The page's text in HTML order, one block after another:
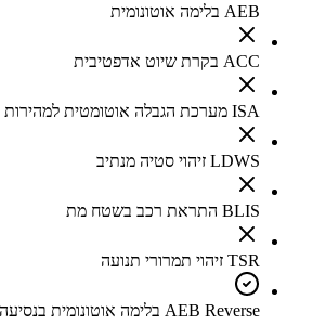
AEB בלימה אוטונומית
ACC בקרת שיוט אדפטיבית
ISA מערכת הגבלה אוטומטית למהירות הרכב
LDWS זיהוי סטיה מנתיב
BLIS התראת רכב בשטח מת
TSR זיהוי תמרורי תנועה
AEB Reverse בלימה אוטונומית בנסיעה לאחור